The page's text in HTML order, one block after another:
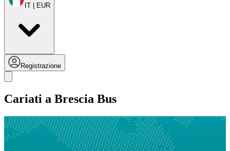
IT | EUR
Registrazione
Cariati a Brescia Bus